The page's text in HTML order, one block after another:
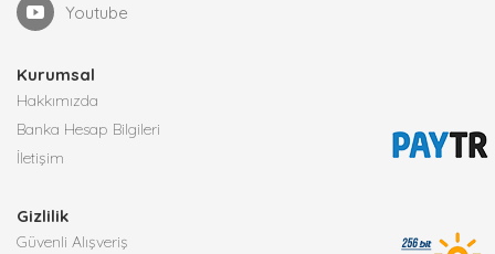
Youtube
Kurumsal
Hakkımızda
Banka Hesap Bilgileri
İletişim
Gizlilik
Güvenli Alışveriş